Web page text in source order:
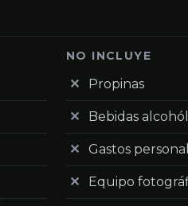
NO INCLUYE
Propinas
Bebidas
Gastos
Equipo